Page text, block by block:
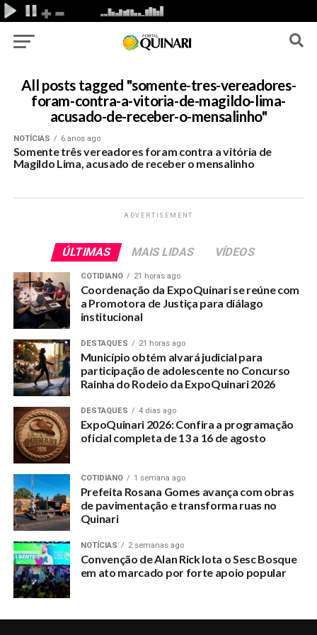
All posts tagged "somente-tres-vereadores-
foram-contra-a-vitoria-de-magildo-lima-
acusado-de-receber-o-mensalinho"
NOTÍCIAS 6 anos ago
Somente três vereadores foram contra a vitória de
Magildo Lima, acusado de receber o mensalinho
ADVERTISEMENT
ÚLTIMAS MAIS LIDAS VÍDEOS
COTIDIANO 21 horas ago
Coordenação da ExpoQuinari se reúne com
a Promotora de Justiça para diálago
institucional
DESTAQUES 21 horas ago
Município obtém alvará judicial para
participação de adolescente no Concurso
Rainha do Rodeio da ExpoQuinari 2026
DESTAQUES 4 dias ago
ExpoQuinari 2026: Confira a programação
oficial completa de 13 a 16 de agosto
COTIDIANO 1 semana ago
Prefeita Rosana Gomes avança com obras
de pavimentação e transforma ruas no
Quinari
NOTÍCIAS 2 semanas ago
Convenção de Alan Rick lota o Sesc Bosque
em ato marcado por forte apoio popular